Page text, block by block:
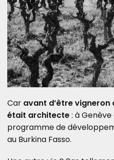
Car avant d’être vigneron
était architecte: à Genève
programme de
au Burkina Fasso.